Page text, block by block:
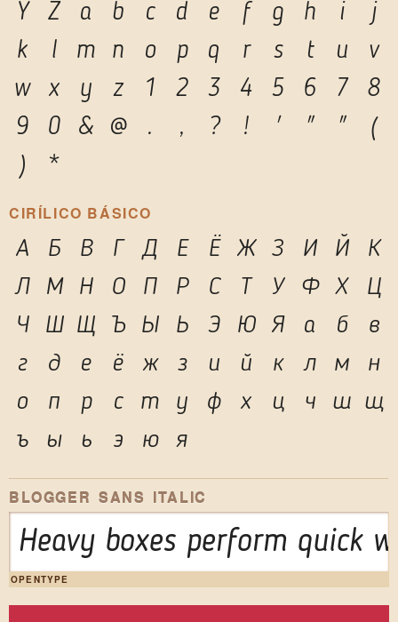
Y
Z a b c d e f g h i
j
k
l m n o p q r s t u
v
w
x y z 1 2 3 4 5 6 7
8
9
0 & @ . , ? ! ' " "
(
)
*
CIRÍLICO BÁSICO
А Б В Г Д Е Ё Ж З И Й
К
Л
М Н О П Р С Т У Ф Х
Ц
Ч
Ш Щ Ъ Ы Ь Э Ю Я а б
в
г
д е ё ж з и й к л м
н
о
п р с т у ф х ц ч ш щ
ъ
ы ь э ю я
BLOGGER SANS ITALIC
Heavy boxes perform quick
OPENTYPE